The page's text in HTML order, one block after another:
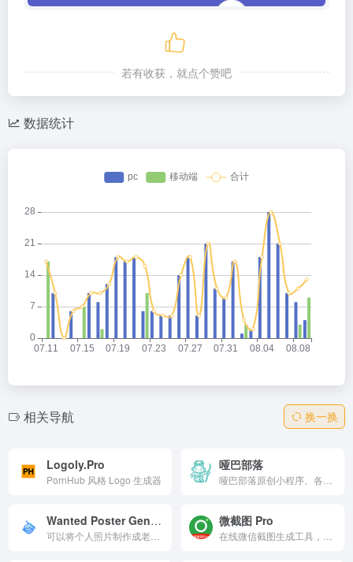
若有收获，就点个赞吧
数据统计
相关导航 换一换
Logoly.Pro
PornHub 风格 Logo 生成器
哑巴部落
Wanted Poster Generator 微截图 Pro